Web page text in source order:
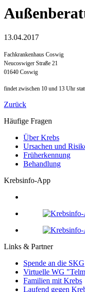
13.04.2017
Fachkrankenhaus Coswig
Neucoswiger Straße 21
01640 Coswig
findet zwischen 10 und 13 Uhr
Zurück
Häufige Fragen
Über Krebs
Ursachen und
Früherkennung
Behandlung
Krebsinfo-App
Links & Partner
Spende an die SKG
Virtuelle WG
Familien mit Krebs
Laufend gegen